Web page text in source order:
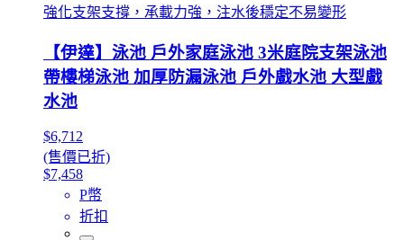
強化支架支撐，承載力強，注水後穩定不易變形
【伊達】泳池 戶外家庭泳池 3米庭院支架泳池
帶樓梯泳池 加厚防漏泳池 戶外戲水池 大型戲
水池
$6,712
(售價已折)
$7,458
P幣
折扣